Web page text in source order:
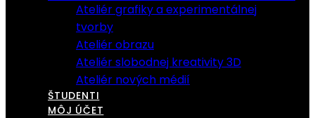
Ateliér grafiky a experimentálnej
tvorby
Ateliér obrazu
Ateliér slobodnej kreativity 3D
Ateliér nových médií
ŠTUDENTI
MÔJ ÚČET